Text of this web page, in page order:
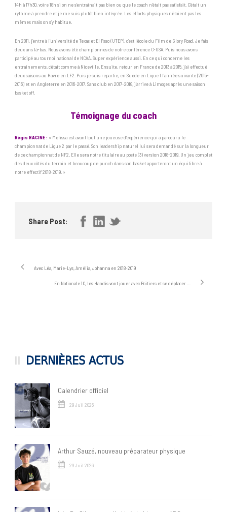
14h à 17h30, voire 18h si on ne s’entrainait pas bien ou que le coach n’était pas satisfait. C’était un
rythme à prendre et je me suis plutôt bien intégrée. Les efforts physiques n’étaient pas les
mêmes mais on s’y habitue.
En 2011, j’entre à l’université de Texas et El Paso (UTEP), c’est l’école du Film de Glory Road. Je fais
deux ans là-bas. Nous avons été championnes de notre conférence C-USA. Puis nous avons
participé au tournoi national de NCAA. Super expérience aussi. En ce qui concerne les
entrainements, c’était comme à Niceville. Ensuite, retour en France de 2013 à 2015, j’ai effectué
deux saisons au Havre en LF2. Puis je suis repartie, en Suède en Ligue 1 l’année suivante (2015-
2016) et en Angleterre en 2016-2017. Sans club en 2017-2018, j’arrive à Limoges après une saison
basket off.
Témoignage du coach
Régis RACINE : « Mélissa est avant tout une joueuse d’expérience qui a parcouru le
championnat de Ligue 2 par le passé. Son leadership naturel lui sera demandé sur la longueur
de ce championnat de NF2. Elle sera notre titulaire au poste (3) version 2018-2019. Un jeu complet
des deux côtés du terrain et beaucoup de punch dans son basket apporteront un équilibre à
notre effectif 2018-2019. »
Share Post:
Avec Léa, Marie-Lys, Amélia, Johanna en 2018-2019
En Nationale 1C, les Handis vont jouer avec Poitiers et se déplacer …
DERNIÈRES ACTUS
Calendrier officiel
29 Juil 2026
Arthur Sauzé, nouveau préparateur physique
29 Juil 2026